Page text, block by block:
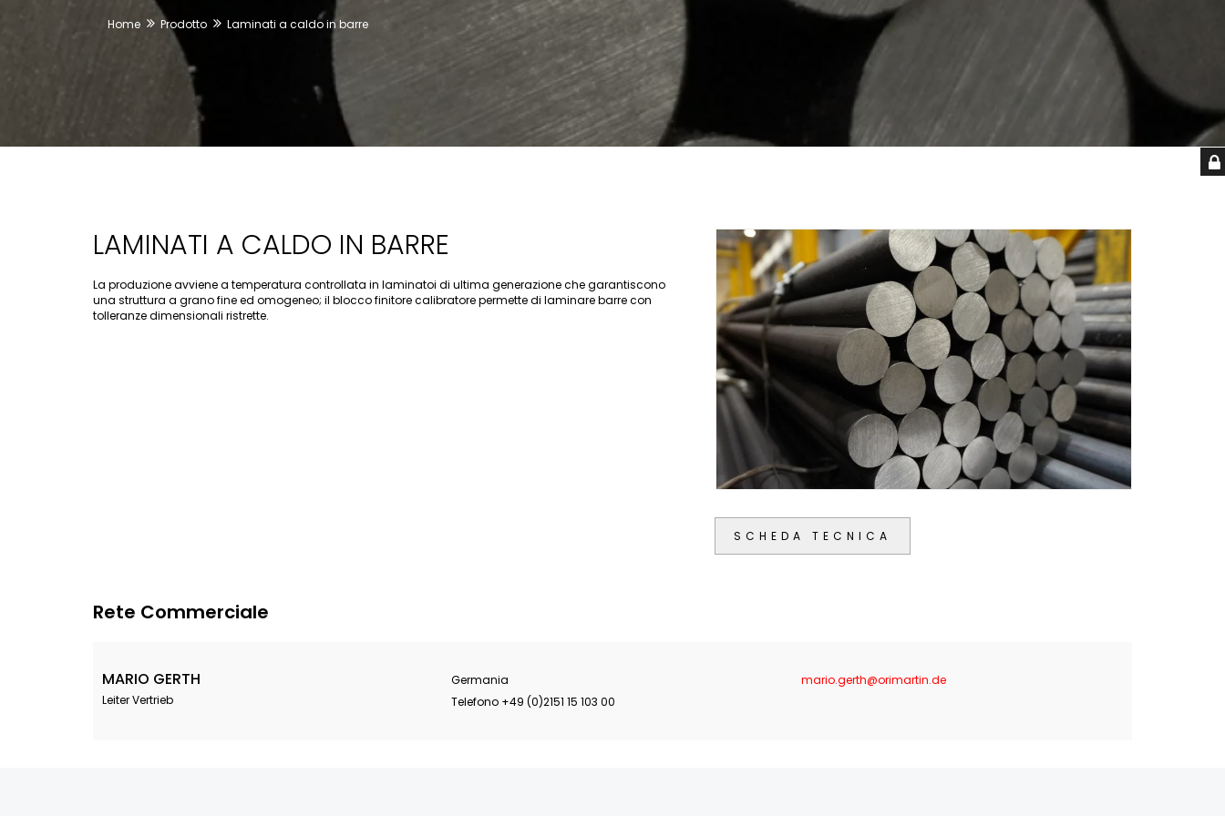
Home Prodotto Laminati a caldo in barre
LAMINATI A CALDO IN BARRE
La produzione avviene a temperatura controllata in laminatoi di ultima generazione che garantiscono
una struttura a grano fine ed omogeneo; il blocco finitore calibratore permette di laminare barre con
tolleranze dimensionali ristrette.
SCHEDA TECNICA
Rete Commerciale
MARIO GERTH
Leiter Vertrieb
Germania
Telefono +49 (0)2151 15 103 00
mario.gerth@orimartin.de